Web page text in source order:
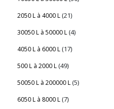
2050 L à 4000 L(21)
30050 L à 50000 L(4)
4050 L à 6000 L(17)
500 L à 2000 L(49)
50050 L à 200000 L(5)
6050 L à 8000 L(7)